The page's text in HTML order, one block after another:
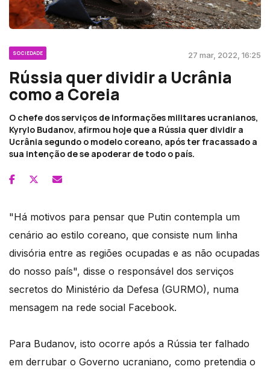
SOCIEDADE 27 mar, 2022, 16:25
Rússia quer dividir a Ucrânia
como a Coreia
O chefe dos serviços de informações militares ucranianos,
Kyrylo Budanov, afirmou hoje que a Rússia quer dividir a
Ucrânia segundo o modelo coreano, após ter fracassado a
sua intenção de se apoderar de todo o país.
"Há motivos para pensar que Putin contempla um
cenário ao estilo coreano, que consiste num linha
divisória entre as regiões ocupadas e as não ocupadas
do nosso país", disse o responsável dos serviços
secretos do Ministério da Defesa (GURMO), numa
mensagem na rede social Facebook.
Para Budanov, isto ocorre após a Rússia ter falhado
em derrubar o Governo ucraniano, como pretendia o